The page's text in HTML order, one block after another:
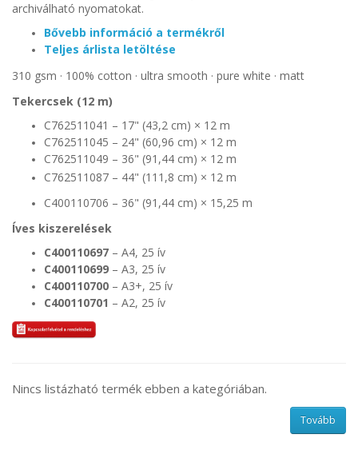
archiválható nyomatokat.
Bővebb információ a termékről
Teljes árlista letöltése
310 gsm · 100% cotton · ultra smooth · pure white · matt
Tekercsek (12 m)
C762511041 – 17" (43,2 cm) × 12 m
C762511045 – 24" (60,96 cm) × 12 m
C762511049 – 36" (91,44 cm) × 12 m
C762511087 – 44" (111,8 cm) × 12 m
C400110706 – 36" (91,44 cm) × 15,25 m
Íves kiszerelések
C400110697 – A4, 25 ív
C400110699 – A3, 25 ív
C400110700 – A3+, 25 ív
C400110701 – A2, 25 ív
Nincs listázható termék ebben a kategóriában.
Tovább